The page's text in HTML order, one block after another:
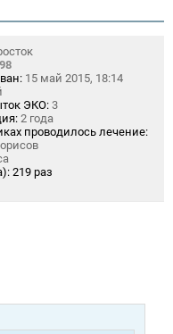
15 май 2015, 18:14
ЭКО: 3
2 года
проводилось лечение:
219 раз